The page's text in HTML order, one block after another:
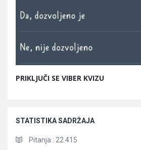
PRIKLJUČI SE VIBER KVIZU
STATISTIKA SADRŽAJA
Pitanja : 22.415